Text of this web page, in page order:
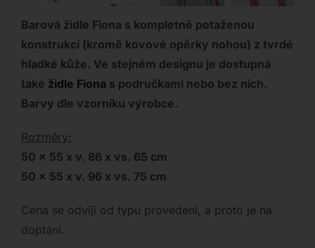
Barová židle Fiona s kompletně potaženou
konstrukcí (kromě kovové opěrky nohou) z tvrdé
hladké kůže. Ve stejném designu je dostupná
také židle Fiona s područkami nebo bez nich.
Barvy dle vzorníku výrobce.
Rozměry:
50 x 55 x v. 86 x vs. 65 cm
50 x 55 x v. 96 x vs. 75 cm
Cena se odvíjí od typu provedení, a proto je na
doptání.